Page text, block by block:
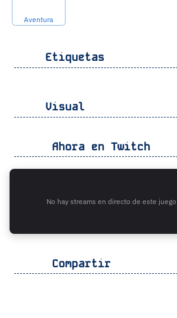
Aventura
Etiquetas
Visual
Ahora en Twitch
No hay streams en directo de este
Compartir